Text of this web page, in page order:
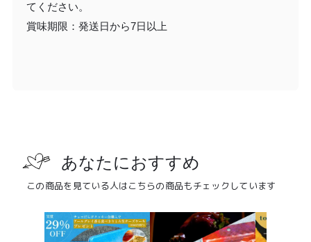
てください。
賞味期限：発送日から7日以上
あなたにおすすめ
この商品を見ている人はこちらの商品もチェックしています